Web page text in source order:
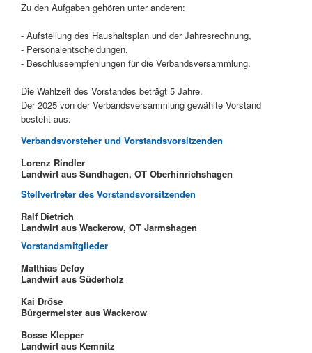
Zu den Aufgaben gehören unter anderen:
- Aufstellung des Haushaltsplan und der Jahresrechnung,
- Personalentscheidungen,
- Beschlussempfehlungen für die Verbandsversammlung.
Die Wahlzeit des Vorstandes beträgt 5 Jahre.
Der 2025 von der Verbandsversammlung gewählte Vorstand
besteht aus:
Verbandsvorsteher und Vorstandsvorsitzenden
Lorenz Rindler
Landwirt aus Sundhagen, OT Oberhinrichshagen
Stellvertreter des Vorstandsvorsitzenden
Ralf Dietrich
Landwirt aus Wackerow, OT Jarmshagen
Vorstandsmitglieder
Matthias Defoy
Landwirt aus Süderholz
Kai Dröse
Bürgermeister aus Wackerow
Bosse Klepper
Landwirt aus Kemnitz